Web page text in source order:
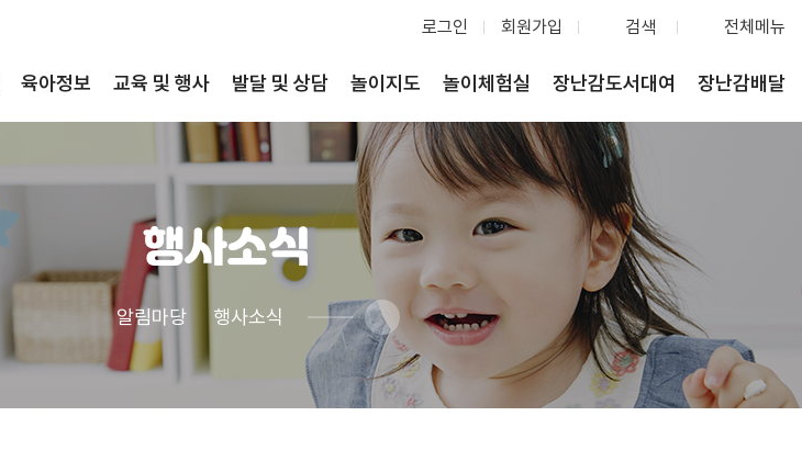
로그인 회원가입 검색 전체메뉴
육아정보 교육 및 행사 발달 및 상담 놀이지도 놀이체험실 장난감도서대여 장난감배달
행사소식
알림마당 행사소식